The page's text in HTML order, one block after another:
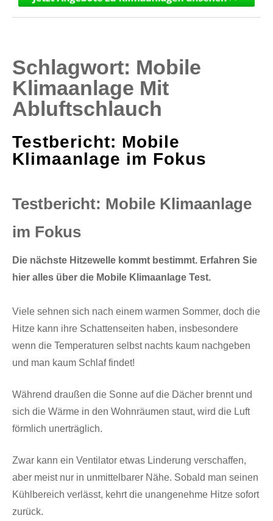
Schlagwort: Mobile
Klimaanlage Mit
Abluftschlauch
Testbericht: Mobile
Klimaanlage im Fokus
Testbericht: Mobile Klimaanlage
im Fokus
Die nächste Hitzewelle kommt bestimmt. Erfahren Sie
hier alles über die Mobile Klimaanlage Test.
Viele sehnen sich nach einem warmen Sommer, doch die
Hitze kann ihre Schattenseiten haben, insbesondere
wenn die Temperaturen selbst nachts kaum nachgeben
und man kaum Schlaf findet!
Während draußen die Sonne auf die Dächer brennt und
sich die Wärme in den Wohnräumen staut, wird die Luft
förmlich unerträglich.
Zwar kann ein Ventilator etwas Linderung verschaffen,
aber meist nur in unmittelbarer Nähe. Sobald man seinen
Kühlbereich verlässt, kehrt die unangenehme Hitze sofort
zurück.